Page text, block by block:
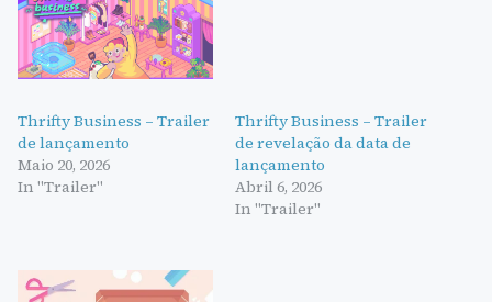
Thrifty Business – Trailer
de lançamento
Maio 20, 2026
In "Trailer"
Thrifty Business – Trailer
de revelação da data de
lançamento
Abril 6, 2026
In "Trailer"